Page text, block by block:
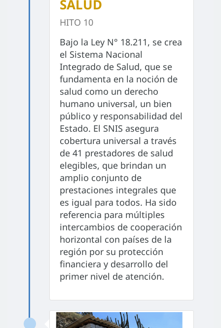
SALUD
HITO 10
Bajo la Ley N° 18.211, se crea
el Sistema Nacional
Integrado de Salud, que se
fundamenta en la noción de
salud como un derecho
humano universal, un bien
público y responsabilidad del
Estado. El SNIS asegura
cobertura universal a través
de 41 prestadores de salud
elegibles, que brindan un
amplio conjunto de
prestaciones integrales que
es igual para todos. Ha sido
referencia para múltiples
intercambios de cooperación
horizontal con países de la
región por su protección
financiera y desarrollo del
primer nivel de atención.